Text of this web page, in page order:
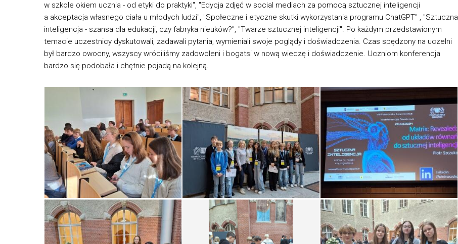
w szkole okiem ucznia - od etyki do praktyki", "Edycja zdjęć w social mediach za pomocą sztucznej inteligencji
a akceptacja własnego ciała u młodych ludzi", "Społeczne i etyczne skutki wykorzystania programu ChatGPT" , "Sztuczna
inteligencja - szansa dla edukacji, czy fabryka nieuków?", "Twarze sztucznej inteligencji". Po każdym przedstawionym
temacie uczestnicy dyskutowali, zadawali pytania, wymieniali swoje poglądy i doświadczenia. Czas spędzony na uczelni
był bardzo owocny, wszyscy wróciliśmy zadowoleni i bogatsi w nową wiedzę i doświadczenie. Uczniom konferencja
bardzo się podobała i chętnie pojadą na kolejną.